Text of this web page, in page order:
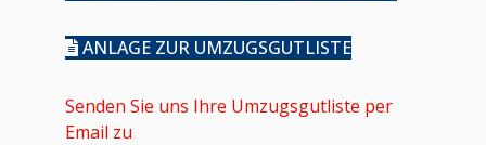
ANLAGE ZUR UMZUGSGUTLISTE
Senden Sie uns Ihre Umzugsgutliste per
Email zu